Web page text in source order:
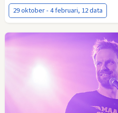
met scherpe grappen, tedere liedjes
uitvliegen van zijn dochter dwingt
radicale idealen van toen. Hoeveel is
29 oktober - 4 februari, 12 data